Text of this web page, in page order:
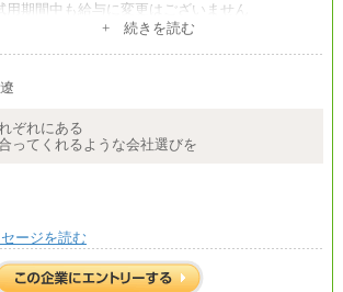
期間中も給与に変更はございません
・大学院卒 初任給 月給242,000円
学歴に応じ、上記新卒給与（高卒の場合は、月
算定した調整手当を加算した額
用期間中も給与に変更はございません
+ 続きを読む
ぞれにある
ってくれるような会社選びを
ージを読む